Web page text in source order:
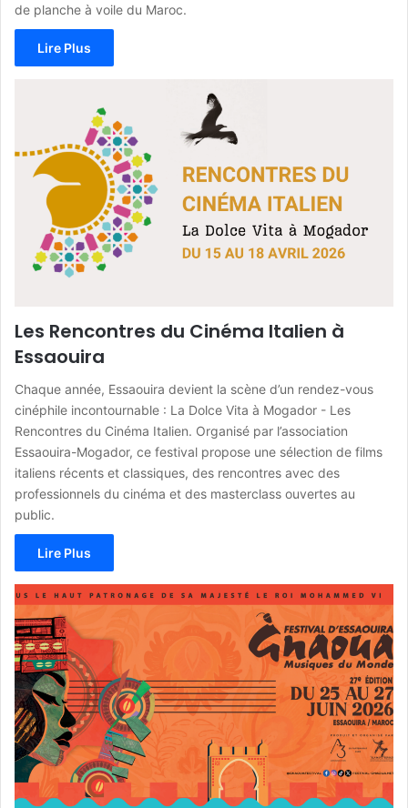
de planche à voile du Maroc.
Lire Plus
Les Rencontres du Cinéma Italien à
Essaouira
Chaque année, Essaouira devient la scène d’un rendez-vous
cinéphile incontournable : La Dolce Vita à Mogador - Les
Rencontres du Cinéma Italien. Organisé par l’association
Essaouira-Mogador, ce festival propose une sélection de films
italiens récents et classiques, des rencontres avec des
professionnels du cinéma et des masterclass ouvertes au
public.
Lire Plus